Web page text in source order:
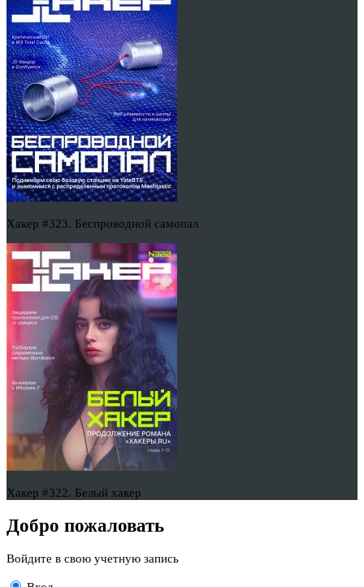
Хакер #323. Беспроводной самопал
Хакер #322. Белый хакер
Добро пожаловать
Войдите в свою учетную запись